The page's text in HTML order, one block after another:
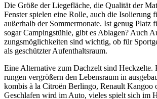
Die Größe der Liege­fläche, die Qualität der
Fenster spielen eine Rolle, auch die Isolie­rung
außer­halb der Sommer­mo­nate. Ist genug Platz
sogar Camping­stühle, gibt es Ablagen? Auch
zungs­mög­lich­keiten sind wichtig, ob für
als geschützter Aufent­halts­raum.
Eine Alter­na­tive zum Dach­zelt sind
rungen vergrö­ßern den Lebens­raum in
kombis à la Citroën Berlingo, Renault Kangoo
Geschlafen wird im Auto, vieles spielt sich im